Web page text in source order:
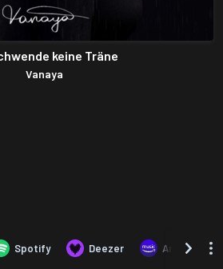
keine Träne
Vanaya
Spotify Deezer Amazon